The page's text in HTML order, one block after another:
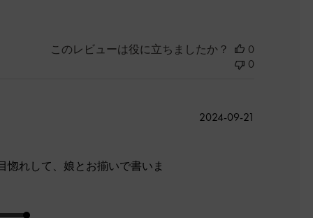
このレビューは役に立ちましたか？
0
0
れして、娘とお揃いで書いま
2024-09-21